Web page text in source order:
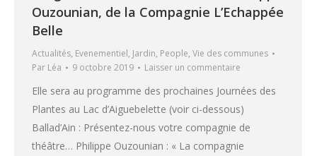
Ouzounian, de la Compagnie L’Echappée
Belle
Actualités, Evenementiel, Jardin, People, Vie des communes
Par Léa 9 octobre 2019 Laisser un commentaire
Elle sera au programme des prochaines Journées des
Plantes au Lac d’Aiguebelette (voir ci-dessous)
Ballad’Ain : Présentez-nous votre compagnie de
théâtre… Philippe Ouzounian : « La compagnie